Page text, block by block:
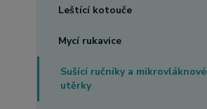
Leštící kotouče
Mycí rukavice
Sušící ručníky a mikrovláknové
utěrky